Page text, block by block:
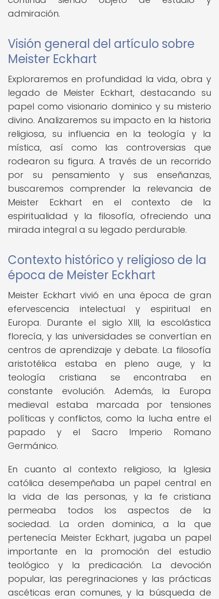
admiración.
Visión general del artículo sobre
Meister Eckhart
Exploraremos en profundidad la vida, obra y
legado de Meister Eckhart, destacando su
papel como visionario dominico y su misterio
divino. Analizaremos su impacto en la historia
religiosa, su influencia en la teología y la
mística, así como las controversias que
rodearon su figura. A través de un recorrido
por su pensamiento y sus enseñanzas,
buscaremos comprender la relevancia de
Meister Eckhart en el contexto de la
espiritualidad y la filosofía, ofreciendo una
mirada integral a su legado perdurable.
Contexto histórico y religioso de la
época de Meister Eckhart
Meister Eckhart vivió en una época de gran
efervescencia intelectual y espiritual en
Europa. Durante el siglo XIII, la escolástica
florecía, y las universidades se convertían en
centros de aprendizaje y debate. La filosofía
aristotélica estaba en pleno auge, y la
teología cristiana se encontraba en
constante evolución. Además, la Europa
medieval estaba marcada por tensiones
políticas y conflictos, como la lucha entre el
papado y el Sacro Imperio Romano
Germánico.
En cuanto al contexto religioso, la Iglesia
católica desempeñaba un papel central en
la vida de las personas, y la fe cristiana
permeaba todos los aspectos de la
sociedad. La orden dominica, a la que
pertenecía Meister Eckhart, jugaba un papel
importante en la promoción del estudio
teológico y la predicación. La devoción
popular, las peregrinaciones y las prácticas
ascéticas eran comunes, y la búsqueda de